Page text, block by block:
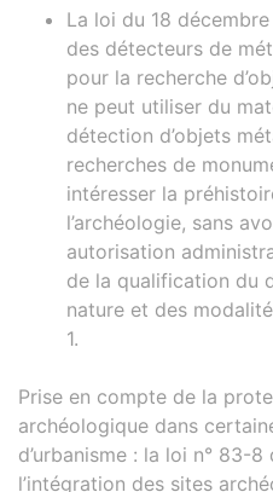
La loi du 18
des détecteurs de
pour la recherche
ne peut utiliser du
détection d’objets
recherches de
intéresser la
l’archéologie, sans
autorisation
de la qualification du
nature et des
1.
Prise en compte de la
archéologique dans
d’urbanisme : la loi n° 83-
l’intégration des sites